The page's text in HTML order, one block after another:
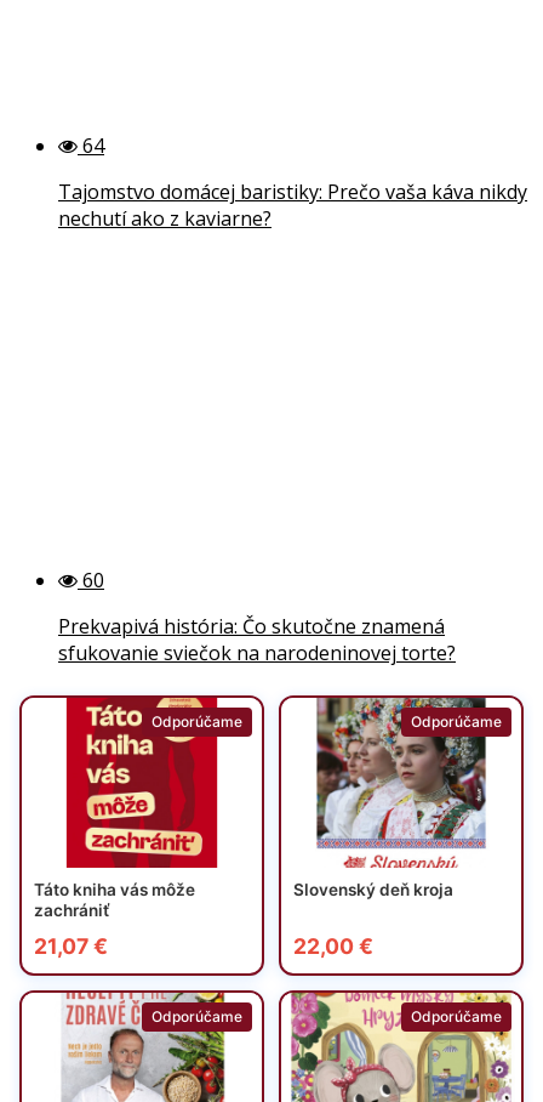
64
Tajomstvo domácej baristiky: Prečo vaša káva nikdy
nechutí ako z kaviarne?
60
Prekvapivá história: Čo skutočne znamená
sfukovanie sviečok na narodeninovej torte?